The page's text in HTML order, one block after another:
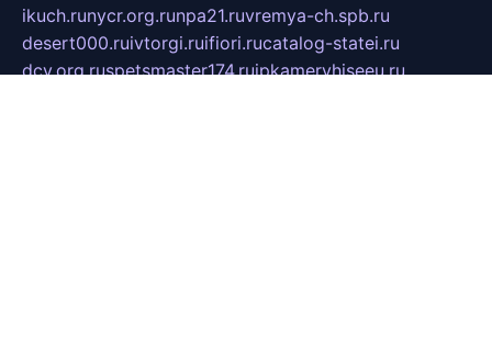
ikuch.runycr.org.runpa21.ruvremya-ch.spb.ru
desert000.ruivtorgi.ruifiori.rucatalog-statei.ru
dcv.org.ruspetsmaster174.ruipkameryhiseeu.ru